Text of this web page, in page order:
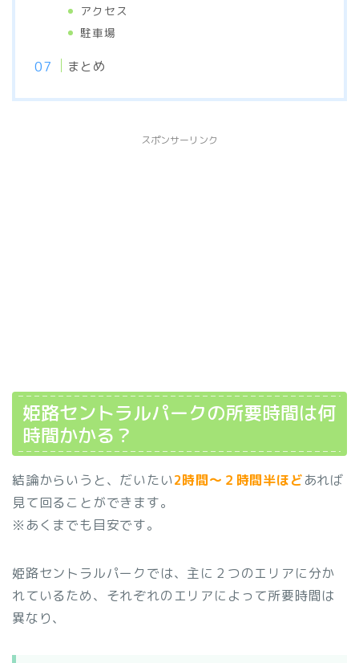
アクセス
駐車場
まとめ
スポンサーリンク
姫路セントラルパークの所要時間は何
時間かかる？
結論からいうと、だいたい2時間～２時間半ほどあれば
見て回ることができます。
※あくまでも目安です。
姫路セントラルパークでは、主に２つのエリアに分か
れているため、それぞれのエリアによって所要時間は
異なり、